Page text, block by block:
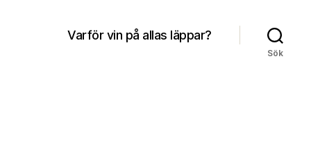
Varför vin på allas läppar?
Sök